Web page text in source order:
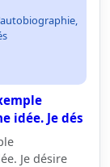
idée. Je dés
Je désire